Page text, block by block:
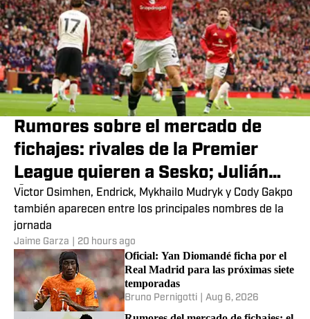
Rumores sobre el mercado de
fichajes: rivales de la Premier
League quieren a Sesko; Julián
Álvarez, Raphinha y más
Victor Osimhen, Endrick, Mykhailo Mudryk y Cody Gakpo
también aparecen entre los principales nombres de la
jornada
Jaime Garza 20 hours ago
Oficial: Yan Diomandé ficha por el
Real Madrid para las próximas siete
temporadas
Bruno Pernigotti Aug 6, 2026